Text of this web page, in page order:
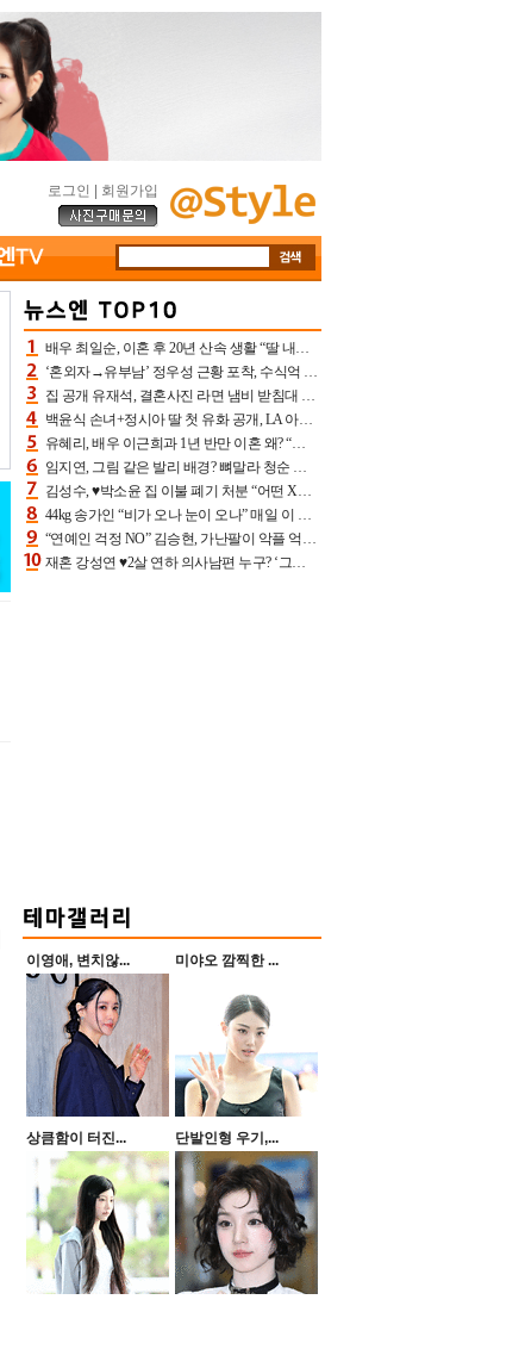
로그인 회원가입
배우 최일순, 이혼 후 20년 산속 생활 “딸 내가 버렸다고 원망‥맘 아파”(특종)[어제TV]
‘혼외자→유부남’ 정우성 근황 포착, 수식억 해킹 피해 후배 만났다 “존경하는”
집 공개 유재석, 결혼사진 라면 냄비 받침대 되고 분노‥가족사진도 피해(놀뭐)[어제TV]
백윤식 손녀+정시아 딸 첫 유화 공개, LA 아트쇼→서울국제조각페스타 작가다운 수준급 실력
유혜리, 배우 이근희과 1년 반만 이혼 왜? “식칼 꽂고 의자 던져” 충격 폭로(특종)[어제TV]
임지연, 그림 같은 발리 배경? 뼈말라 청순 비키니 핏에 상대 안 되네
김성수, ♥박소윤 집 이불 폐기 처분 “어떤 X이랑 썼을지 몰라” 질투(신랑수업2)[어제TV]
44kg 송가인 “비가 오나 눈이 오나” 매일 이 운동, 허벅지 근육량 상승+체지방 감소
“연예인 걱정 NO” 김승현, 가난팔이 악플 억울할만‥아내+딸과 日 여행
재혼 강성연 ♥2살 연하 의사남편 누구? ‘그알’ 자문의에 훈남 비주얼 초엘리트 스펙 [종합]
이영애, 변치않... 미야오 깜찍한 ...
상큼함이 터진... 단발인형 우기,...